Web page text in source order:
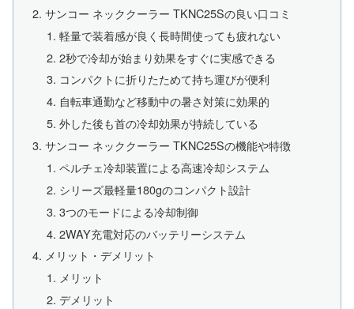
サンコー ネッククーラー TKNC25Sの良い口コミ
軽量で装着感が良く長時間使っても疲れない
2秒で冷却が始まり効果をすぐに実感できる
コンパクトに折りたためて持ち運びが便利
自転車通勤など移動中の暑さ対策に効果的
外した後も首の冷却効果が持続している
サンコー ネッククーラー TKNC25Sの機能や特徴
ペルチェ冷却装置による高速冷却システム
シリーズ最軽量180gのコンパクト設計
3つのモードによる冷却制御
2WAY充電対応のバッテリーシステム
メリット・デメリット
メリット
デメリット